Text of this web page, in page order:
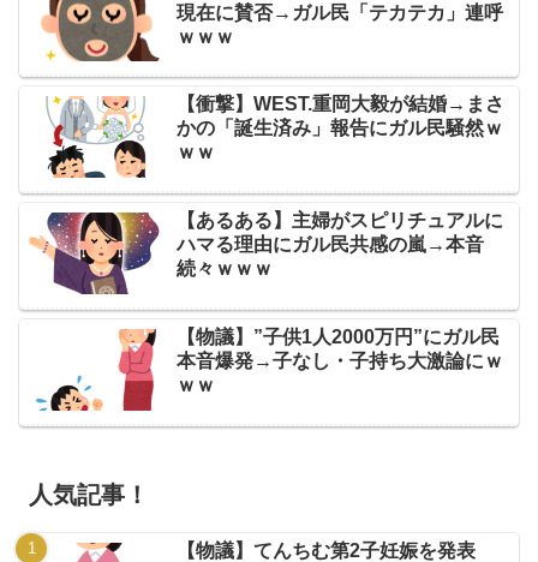
現在に賛否→ガル民「テカテカ」連呼
ｗｗｗ
【衝撃】WEST.重岡大毅が結婚→まさ
かの「誕生済み」報告にガル民騒然ｗ
ｗｗ
【あるある】主婦がスピリチュアルに
ハマる理由にガル民共感の嵐→本音
続々ｗｗｗ
【物議】”子供1人2000万円”にガル民
本音爆発→子なし・子持ち大激論にｗ
ｗｗ
人気記事！
【物議】てんちむ第2子妊娠を発表